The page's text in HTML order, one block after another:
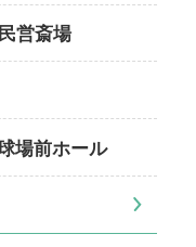
営斎場
場前ホール